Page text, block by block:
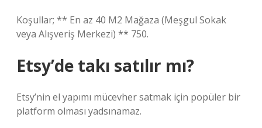
Koşullar; ** En az 40 M2 Mağaza (Meşgul Sokak
veya Alışveriş Merkezi) ** 750.
Etsy’de takı satılır mı?
Etsy’nin el yapımı mücevher satmak için popüler bir
platform olması yadsınamaz.